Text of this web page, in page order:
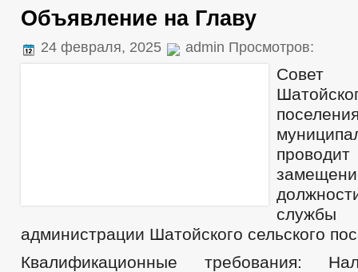
Объявление на Главу
24 февраля, 2025 admin Просмотров:
Совет
администрации Шатойского сельского
Квалификационные требования: